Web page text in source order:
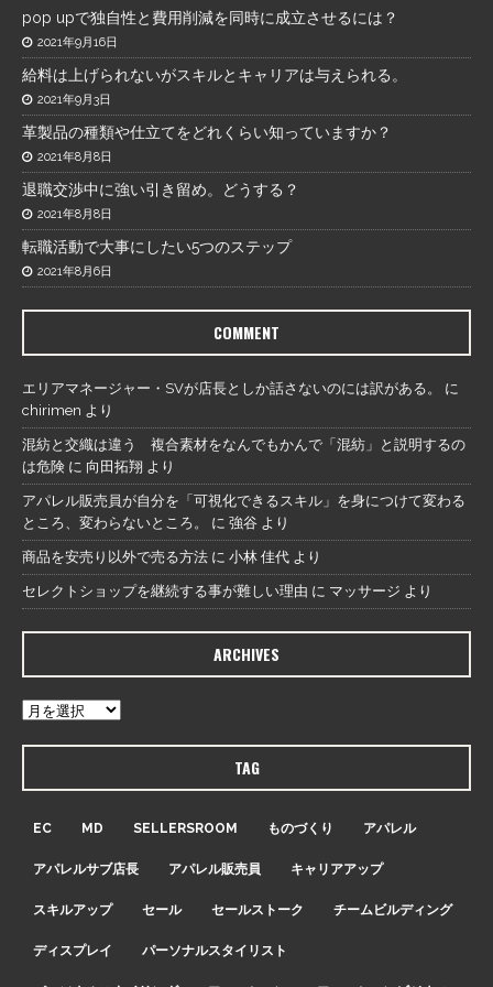
pop upで独自性と費用削減を同時に成立させるには？
2021年9月16日
給料は上げられないがスキルとキャリアは与えられる。
2021年9月3日
革製品の種類や仕立てをどれくらい知っていますか？
2021年8月8日
退職交渉中に強い引き留め。どうする？
2021年8月8日
転職活動で大事にしたい5つのステップ
2021年8月6日
COMMENT
エリアマネージャー・SVが店長としか話さないのには訳がある。
に
chirimen より
混紡と交織は違う 複合素材をなんでもかんで「混紡」と説明するの
は危険 に 向田拓翔 より
アパレル販売員が自分を「可視化できるスキル」を身につけて変わる
ところ、変わらないところ。
に 強谷 より
商品を安売り以外で売る方法 に 小林 佳代 より
セレクトショップを継続する事が難しい理由 に マッサージ より
ARCHIVES
TAG
EC MD SELLERSROOM ものづくり アパレル
アパレルサブ店長 アパレル販売員 キャリアアップ
スキルアップ セール セールストーク チームビルディング
ディスプレイ パーソナルスタイリスト